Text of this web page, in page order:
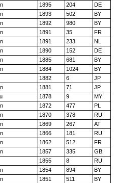
1895 204
DE
1893 502
BY
1892 980
BY
1891 35
FR
1891 233
NL
1890 152
DE
1885 681
BY
1884 1024
BY
1882 6
JP
1881 71
JP
1878 9
MY
1872 477
PL
1870 378
RU
1869 267
AT
1866 181
RU
1862 512
FR
1857 335
GB
1855 8
RU
1854 894
BY
1851 511
BY